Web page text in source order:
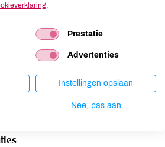
niet aanwezig
niet aanwezig
niet aanwezig
niet aanwezig
Prestatie
Advertenties
Instellingen opslaan
Nee, pas aan